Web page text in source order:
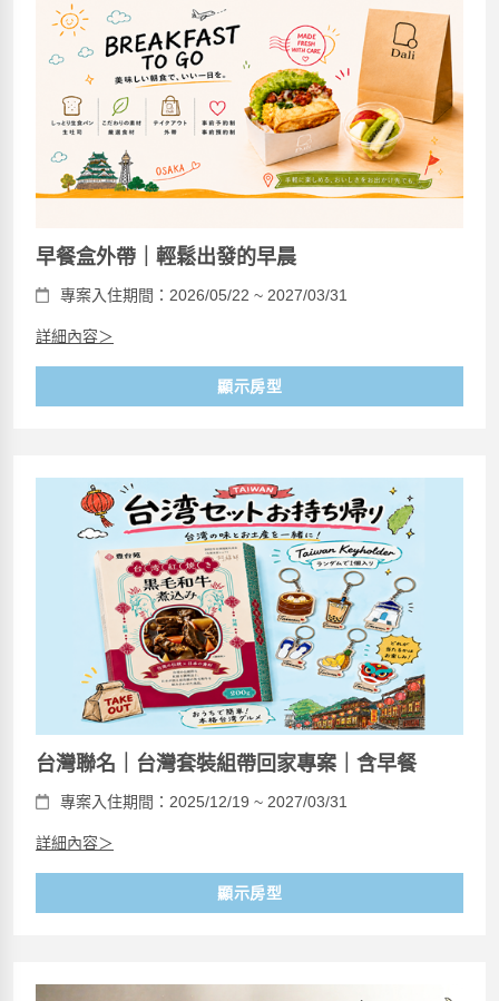
早餐盒外帶｜輕鬆出發的早晨
專案入住期間：2026/05/22 ~ 2027/03/31
詳細內容＞
顯示房型
台灣聯名｜台灣套裝組帶回家專案｜含早餐
專案入住期間：2025/12/19 ~ 2027/03/31
詳細內容＞
顯示房型